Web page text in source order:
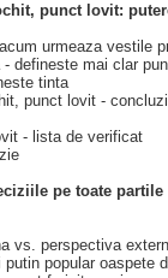
punct lovit:
urmeaza vestile
defineste mai clar
tinta
punct lovit -
- lista de verificat
pe toate partile
vs. perspectiva
popular oaspete